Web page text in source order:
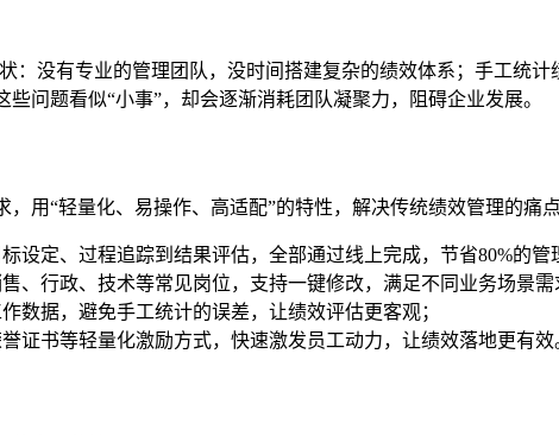
：没有专业的管理团队，没时间搭建复杂的绩效体系；手工统
问题看似“小事”，却会逐渐消耗团队凝聚力，阻碍企业发展。
用“轻量化、易操作、高适配”的特性，解决传统绩效管理的痛点
设定、过程追踪到结果评估，全部通过线上完成，节省80%的管
、行政、技术等常见岗位，支持一键修改，满足不同业务场景需
数据，避免手工统计的误差，让绩效评估更客观；
证书等轻量化激励方式，快速激发员工动力，让绩效落地更有效